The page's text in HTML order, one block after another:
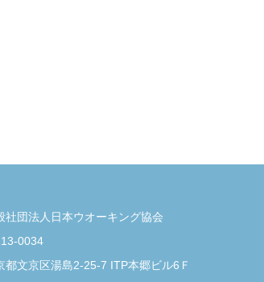
社団法人日本ウオーキング協会
0034
都文京区湯島2-25-7 ITP本郷ビル6Ｆ